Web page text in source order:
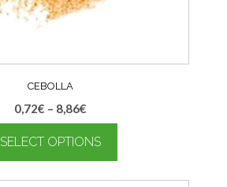
CEBOLLA
0,72€ – 8,86€
SELECT OPTIONS